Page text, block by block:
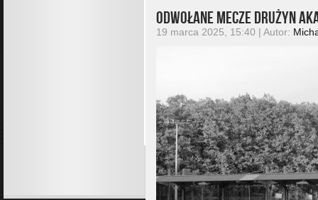
Odwołane mecze drużyn
19 marca 2025, 15:40 | Autor: